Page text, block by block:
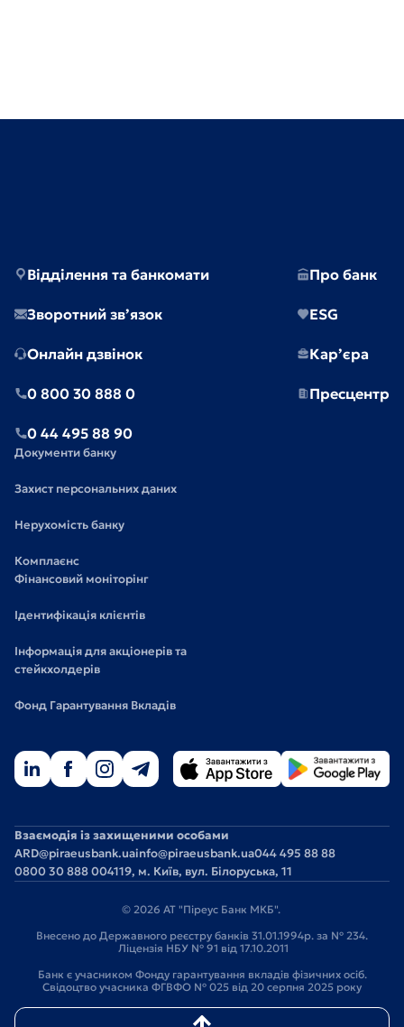
Відділення та банкомати
Зворотний зв’язок
Онлайн дзвінок
0 800 30 888 0
0 44 495 88 90
Про банк
ESG
Кар’єра
Пресцентр
Документи банку
Захист персональних даних
Нерухомість банку
Комплаєнс
Фінансовий моніторінг
Ідентифікація клієнтів
Інформація для акціонерів та
стейкхолдерів
Фонд Гарантування Вкладів
Взаємодія із захищеними особами
ARD@piraeusbank.uainfo@piraeusbank.ua044 495 88 88
0800 30 888 004119, м. Київ, вул. Білоруська, 11
© 2026 АТ "Піреус Банк МКБ".
Внесено до Державного реєстру банків 31.01.1994р. за № 234.
Ліцензія НБУ № 91 від 17.10.2011
Банк є учасником Фонду гарантування вкладів фізичних осіб.
Свідоцтво учасника ФГВФО № 025 від 20 серпня 2025 року